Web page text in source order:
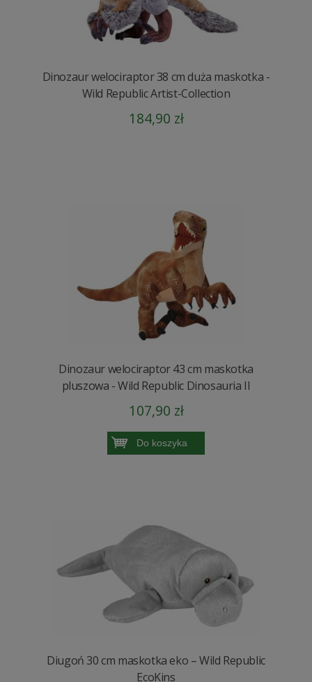
Dinozaur welociraptor 38 cm duża maskotka -
Wild Republic Artist-Collection
184,90 zł
Dinozaur welociraptor 43 cm maskotka
pluszowa - Wild Republic Dinosauria II
107,90 zł
Do koszyka
Diugoń 30 cm maskotka eko – Wild Republic
EcoKins